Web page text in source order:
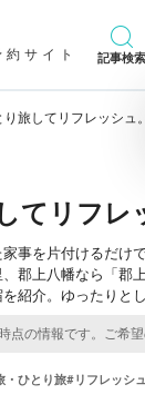
サイト
記事検索
り旅してリフレッシュ
てリフ
事を片付けるだ
郡上八幡なら「
紹介。ゆったりと
・ひとり旅#リフレッシュ